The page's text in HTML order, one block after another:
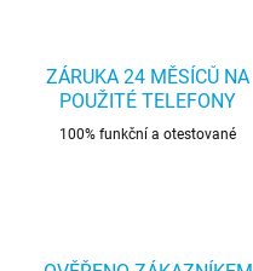
ZÁRUKA 24 MĚSÍCŮ NA
POUŽITÉ TELEFONY
100% funkční a otestované